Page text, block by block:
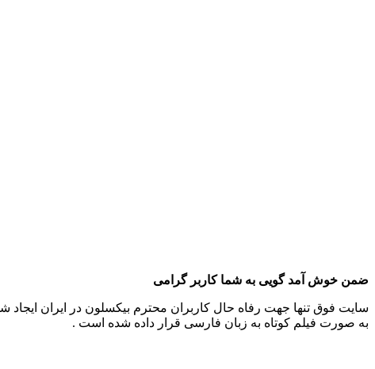
ضمن خوش آمد گویی به شما کاربر گرامی
سایت فوق تنها جهت رفاه حال کاربران محترم بیکسلون در ایران ایجاد
به صورت فیلم کوتاه به زبان فارسی قرار داده شده است .